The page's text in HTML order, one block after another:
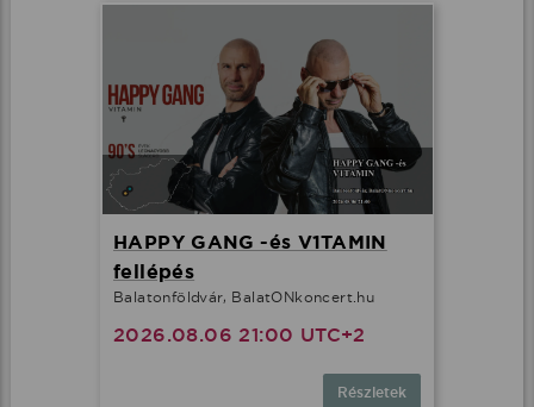
HAPPY GANG -és V1TAMIN
fellépés
Balatonföldvár, BalatONkoncert.hu
2026.08.06 21:00 UTC+2
Részletek